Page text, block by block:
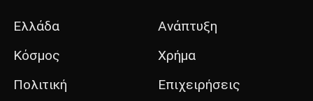
Ελλάδα
Κόσμος
Πολιτική
Ανάπτυξη
Χρήμα
Επιχειρήσεις